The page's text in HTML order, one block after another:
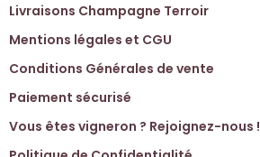
Livraisons Champagne Terroir
Mentions légales et CGU
Conditions Générales de vente
Paiement sécurisé
Vous êtes vigneron ? Rejoignez-nous !